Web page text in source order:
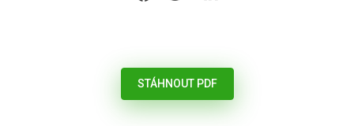
STÁHNOUT PDF